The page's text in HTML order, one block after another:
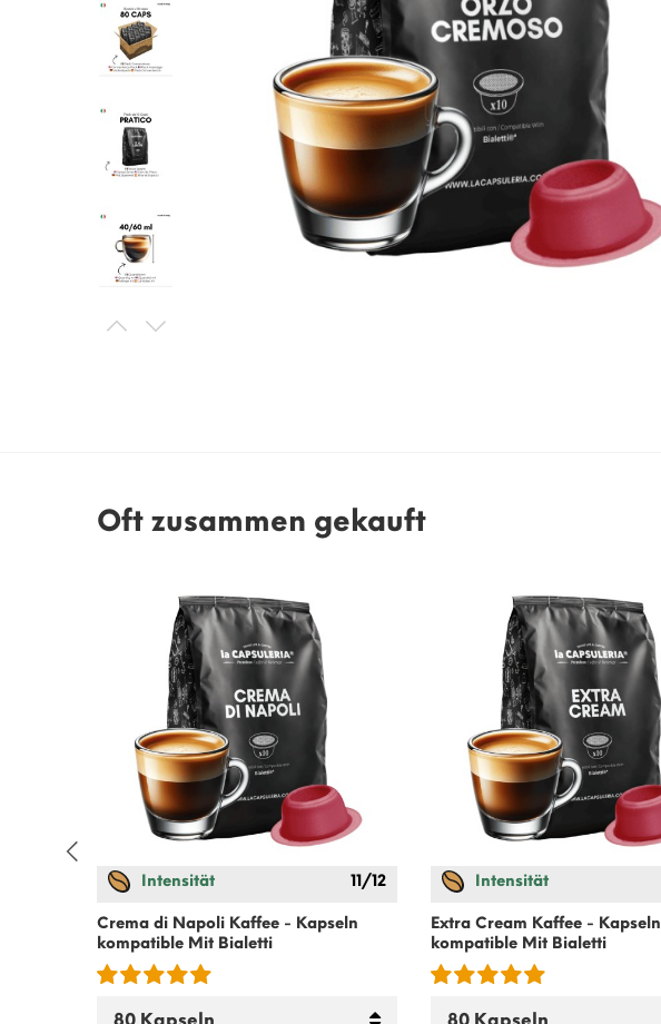
Oft zusammen gekauft
Intensität 11/12
Crema di Napoli Kaffee - Kapseln
kompatible Mit Bialetti
Intensität
Extra Cream Kaffee - Kapseln
kompatible Mit Bialetti